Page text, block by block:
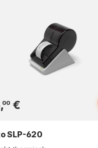
00 €
SLP-620